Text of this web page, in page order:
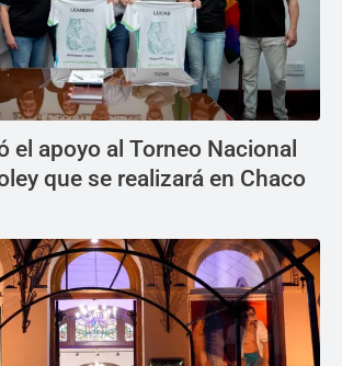
el apoyo al Torneo Nacional
que se realizará en Chaco